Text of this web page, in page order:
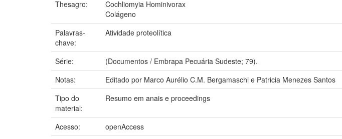
Thesagro:
Cochliomyia Hominivorax
Colágeno
Palavras-
chave:
Atividade proteolítica
Série:
(Documentos / Embrapa Pecuária Sudeste; 79).
Notas:
Editado por Marco Aurélio C.M. Bergamaschi e Patricia Menezes Santos
Tipo do
material:
Resumo em anais e proceedings
Acesso:
openAccess